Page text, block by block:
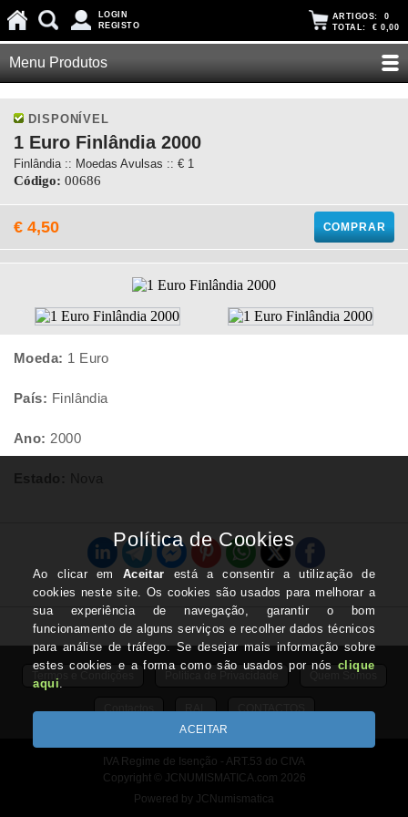
LOGIN
REGISTO
ARTIGOS: 0
TOTAL: € 0,00
Menu Produtos
DISPONÍVEL
1 Euro Finlândia 2000
Finlândia :: Moedas Avulsas :: € 1
Código: 00686
€ 4,50 COMPRAR
Moeda: 1 Euro
País: Finlândia
Ano: 2000
Estado: Nova
Termos e Condições Quem Somos
Contactos RAL CONTACTOS
IVA Regime de Isenção - ART.53 do CIVA
Copyright © JCNUMISMATICA.com 2026
Powered by JCNumismatica